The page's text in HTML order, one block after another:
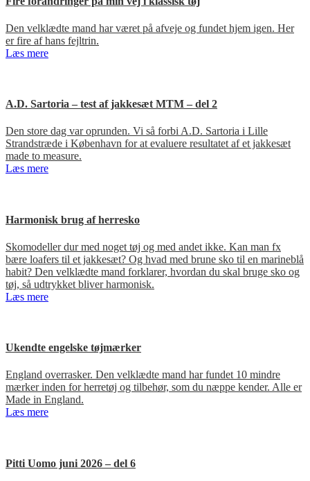
Den velklædte mand har været på afveje og fundet hjem igen. Her
er fire af hans fejltrin.
Læs mere
A.D. Sartoria – test af jakkesæt MTM – del 2
Den store dag var oprunden. Vi så forbi A.D. Sartoria i Lille
Strandstræde i København for at evaluere resultatet af et jakkesæt
made to measure.
Læs mere
Harmonisk brug af herresko
Skomodeller dur med noget tøj og med andet ikke. Kan man fx
bære loafers til et jakkesæt? Og hvad med brune sko til en marineblå
habit? Den velklædte mand forklarer, hvordan du skal bruge sko og
tøj, så udtrykket bliver harmonisk.
Læs mere
Ukendte engelske tøjmærker
England overrasker. Den velklædte mand har fundet 10 mindre
mærker inden for herretøj og tilbehør, som du næppe kender. Alle er
Made in England.
Læs mere
Pitti Uomo juni 2026 – del 6